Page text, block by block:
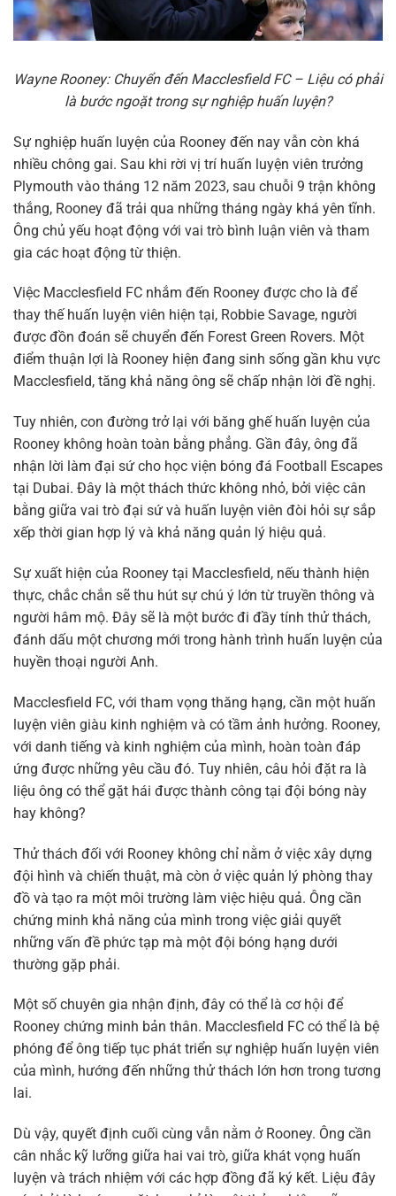
Wayne Rooney: Chuyển đến Macclesfield FC – Liệu có phải
là bước ngoặt trong sự nghiệp huấn luyện?
Sự nghiệp huấn luyện của Rooney đến nay vẫn còn khá
nhiều chông gai. Sau khi rời vị trí huấn luyện viên trưởng
Plymouth vào tháng 12 năm 2023, sau chuỗi 9 trận không
thắng, Rooney đã trải qua những tháng ngày khá yên tĩnh.
Ông chủ yếu hoạt động với vai trò bình luận viên và tham
gia các hoạt động từ thiện.
Việc Macclesfield FC nhắm đến Rooney được cho là để
thay thế huấn luyện viên hiện tại, Robbie Savage, người
được đồn đoán sẽ chuyển đến Forest Green Rovers. Một
điểm thuận lợi là Rooney hiện đang sinh sống gần khu vực
Macclesfield, tăng khả năng ông sẽ chấp nhận lời đề nghị.
Tuy nhiên, con đường trở lại với băng ghế huấn luyện của
Rooney không hoàn toàn bằng phẳng. Gần đây, ông đã
nhận lời làm đại sứ cho học viện bóng đá Football Escapes
tại Dubai. Đây là một thách thức không nhỏ, bởi việc cân
bằng giữa vai trò đại sứ và huấn luyện viên đòi hỏi sự sắp
xếp thời gian hợp lý và khả năng quản lý hiệu quả.
Sự xuất hiện của Rooney tại Macclesfield, nếu thành hiện
thực, chắc chắn sẽ thu hút sự chú ý lớn từ truyền thông và
người hâm mộ. Đây sẽ là một bước đi đầy tính thử thách,
đánh dấu một chương mới trong hành trình huấn luyện của
huyền thoại người Anh.
Macclesfield FC, với tham vọng thăng hạng, cần một huấn
luyện viên giàu kinh nghiệm và có tầm ảnh hưởng. Rooney,
với danh tiếng và kinh nghiệm của mình, hoàn toàn đáp
ứng được những yêu cầu đó. Tuy nhiên, câu hỏi đặt ra là
liệu ông có thể gặt hái được thành công tại đội bóng này
hay không?
Thử thách đối với Rooney không chỉ nằm ở việc xây dựng
đội hình và chiến thuật, mà còn ở việc quản lý phòng thay
đồ và tạo ra một môi trường làm việc hiệu quả. Ông cần
chứng minh khả năng của mình trong việc giải quyết
những vấn đề phức tạp mà một đội bóng hạng dưới
thường gặp phải.
Một số chuyên gia nhận định, đây có thể là cơ hội để
Rooney chứng minh bản thân. Macclesfield FC có thể là bệ
phóng để ông tiếp tục phát triển sự nghiệp huấn luyện viên
của mình, hướng đến những thử thách lớn hơn trong tương
lai.
Dù vậy, quyết định cuối cùng vẫn nằm ở Rooney. Ông cần
cân nhắc kỹ lưỡng giữa hai vai trò, giữa khát vọng huấn
luyện và trách nhiệm với các hợp đồng đã ký kết. Liệu đây